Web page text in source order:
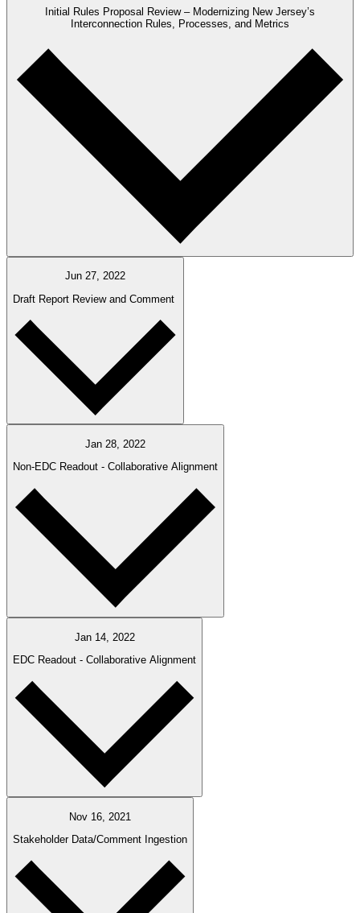
Initial Rules Proposal Review – Modernizing New Jersey’s
Interconnection Rules, Processes, and Metrics​​​​‌ ‍ ​‍​‍‌‍ ‌ ​‍‌‍‍‌‌‍‌ ‌‍‍‌‌‍ ‍​‍​‍​ ‍‍​‍​‍‌ ​ ‌‍​‌‌‍ ‍‌‍‍‌‌ ‌​‌ ‍‌​‍ ‍‌‍‍‌‌‍ ​‍​‍​‍ ​​‍​‍‌‍‍​‌ ​‍‌‍‌‌‌‍‌‍​‍​‍​ ‍‍​‍​‍‌‍‍​‌ ‌​‌ ‌​‌ ​​​ ‍‍​‍ ​‍ ‌‍ ​‌‍ ‌‍​ ‌‍​‌‌‍ ​‌‍‍​‌‍ ‌ ​ ‌ ‌​​ ‍‍​ ​ ​ ​ ​ ​ ​ ​ ​‍ ‌‍‍‌‌‍ ‍‌ ‌​‌‍‌‌‌‍ ‍‌ ‌​​‍ ‌‍‌‌‌‍‌​‌‍‍‌‌ ‌​​‍ ‌‍ ‌‌‍ ‌‍‌​‌‍‌‌​ ‌‌ ​​‌ ​‍‌‍‌‌‌ ​ ‌‍‌‌‌‍ ‍‌ ‌​‌‍​‌‌ ‌​‌‍‍‌‌‍ ‌‍ ‍​ ‍ ‌‍‍‌‌‍‌​​ ‌​ ‌​‌‍‌‍​ ‌‍​ ‍‌​ ‌‌​ ​‌​ ‍​‌‍‌‍​‍ ‌​ ​ ​ ‌‍​ ​​​ ​ ​‍ ‌​ ‌​​ ‍​‌‍‌​​ ‌‍​‍ ‌​ ‍​‌‍​‍‌‍‌‍​ ‍​​‍ ‌​ ‍​​ ​​​ ​ ​ ‌‌​ ‌ ‌‍‌​​ ​​‌‍​‌​ ‌​​ ‍‌‌‍‌‍​ ‌‌​ ‍ ‌ ‌​‌ ‍‌‌ ​​‌‍‌‌​ ‌‌ ​​‌ ​‍‌‍ ‌‍‌ ‌ ​‍‌‍​‌‌‍ ‌​ ‍ ‌ ​​‌‍​‌‌ ‌​‌‍‍​​ ‌‌‍​ ‌‍ ‌‍ ‍‌ ‌​‌‍‌‌‌‍ ‍‌ ‌​‌‌​ ‌‍‌‌‌‍​ ‌ ‌​‌‍‍‌‌‍ ‌‍ ‍‌ ​ ​‍‌‌​ ‌‌‌​​‍‌‌ ‌‍‍ ‌‍‌‌‌ ‍‌​‍‌‌​ ​ ‌​‌​​‍‌‌​ ​ ‌​‌​​‍‌‌​ ​‍​ ​‍​ ​ ‌‍​‍‌‍‌‌​ ‍‌​ ​‍​ ‌‌​ ‌‌​ ​ ​ ​‌​ ‌ ​ ‍​‌‍​‍​‍‌‌​ ​‍​ ​‍​‍‌‌​ ‌‌‌​‌​​‍ ‍‌‍​ ‌‍ ‌‍ ‍‌ ‌​‌‍‌‌‌‍ ‍‌ ‌​​‍‌‌​ ‌‌‌​​‍‌‌ ‌‍‍ ‌‍‌‌‌ ‍‌​‍‌‌​ ​ ‌​‌​​‍‌‌​ ​ ‌​‌​​‍‌‌​ ​‍​ ​‍‌‍​ ‌‍‌‍‌‍​ ‌‍‌​‌‍‌‍‌‍‌‌​ ‍‌‌‍‌‍​ ‌‍​ ‌ ‌‍‌‍​ ‍​​‍‌‌​ ​‍​ ​‍​‍‌‌​ ‌‌‌​‌​​‍ ‍‌‍‍‌‌ ‌​‌‍‌‌‌‍ ‌‌ ​ ​‍‌‌​ ‌‌‌​​‍‌‌ ‌‍‍ ‌‍‌‌‌ ‍‌​‍‌‌​ ​ ‌​‌​​‍‌‌​ ​ ‌​‌​​‍‌‌​ ​‍​ ​‍​ ‍‌‌‍​ ​ ‍​​ ‍‌​ ​ ​ ‍​​ ​​​ ​ ​ ‌ ‌‍‌​​ ‌​‌‍‌‍​‍‌‌​ ​‍​ ​‍​‍‌‌​ ‌‌‌​‌​​‍ ‍‌‍‍​‌‍‌‌‌‍​‌‌‍‌​‌‍‍‌‌‍ ‍‌‍‌ ​ ‌‍​‍‌‍​‌‌ ​ ‌‍‌‌‌‌‌‌‌ ​‍‌‍ ​​ ‌‌‍‍​‌ ‌​‌ ‌​‌ ​​​‍‌‌​ ​ ‌​​‌​‍‌‌​ ​‍‌​‌‍​‍‌‌​ ​‍‌​‌‍‌‍ ​‌‍ ‌‍​ ‌‍​‌‌‍ ​‌‍‍​‌‍ ‌ ​ ‌ ‌​​‍‌‌​ ​ ‌​​‌​ ​ ​ ​ ​ ​ ​ ​ ​‍‌‍‌‍‍‌‌‍‌​​ ‌​ ‌​‌‍‌‍​ ‌‍​ ‍‌​ ‌‌​ ​‌​ ‍​‌‍‌‍​‍ ‌​ ​ ​ ‌‍​ ​​​ ​ ​‍ ‌​ ‌​​ ‍​‌‍‌​​ ‌‍​‍ ‌​ ‍​‌‍​‍‌‍‌‍​ ‍​​‍ ‌​ ‍​​ ​​​ ​ ​ ‌‌​ ‌ ‌‍‌​​ ​​‌‍​‌​ ‌​​ ‍‌‌‍‌‍​ ‌‌​‍‌‍‌ ‌​‌ ‍‌‌ ​​‌‍‌‌​ ‌‌ ​​‌ ​‍‌‍ ‌‍‌ ‌ ​‍‌‍​‌‌‍ ‌​‍‌‍‌ ​​‌‍​‌‌ ‌​‌‍‍​​ ‌‌‍​ ‌‍ ‌‍ ‍‌ ‌​‌‍‌‌‌‍ ‍‌ ‌​‌‌​ ‌‍‌‌‌‍​ ‌ ‌​‌‍‍‌‌‍ ‌‍ ‍‌ ​ ​‍‌‌​ ‌‌‌​​‍‌‌ ‌‍‍ ‌‍‌‌‌ ‍‌​‍‌‌​ ​ ‌​‌​​‍‌‌​ ​ ‌​‌​​‍‌‌​ ​‍​ ​‍​ ​ ‌‍​‍‌‍‌‌​ ‍‌​ ​‍​ ‌‌​ ‌‌​ ​ ​ ​‌​ ‌ ​ ‍​‌‍​‍​‍‌‌​ ​‍​ ​‍​‍‌‌​ ‌‌‌​‌​​‍ ‍‌‍​ ‌‍ ‌‍ ‍‌ ‌​‌‍‌‌‌‍ ‍‌ ‌​​‍‌‌​ ‌‌‌​​‍‌‌ ‌‍‍ ‌‍‌‌‌ ‍‌​‍‌‌​ ​ ‌​‌​​‍‌‌​ ​ ‌​‌​​‍‌‌​ ​‍​ ​‍‌‍​ ‌‍‌‍‌‍​ ‌‍‌​‌‍‌‍‌‍‌‌​ ‍‌‌‍‌‍​ ‌‍​ ‌ ‌‍‌‍​ ‍​​‍‌‌​ ​‍​ ​‍​‍‌‌​ ‌‌‌​‌​​‍ ‍‌‍‍‌‌ ‌​‌‍‌‌‌‍ ‌‌ ​ ​‍‌‌​ ‌‌‌​​‍‌‌ ‌‍‍ ‌‍‌‌‌ ‍‌​‍‌‌​ ​ ‌​‌​​‍‌‌​ ​ ‌​‌​​‍‌‌​ ​‍​ ​‍​ ‍‌‌‍​ ​ ‍​​ ‍‌​ ​ ​ ‍​​ ​​​ ​ ​ ‌ ‌‍‌​​ ‌​‌‍‌‍​‍‌‌​ ​‍​ ​‍​‍‌‌​ ‌‌‌​‌​​‍ ‍‌‍‍​‌‍‌‌‌‍​‌‌‍‌​‌‍‍‌‌‍ ‍‌‍‌ ​‍‌‍‌ ​​‌‍‌‌‌ ​‍‌ ​ ‌ ​​‌‍‌‌‌‍​ ‌ ‌​‌‍‍‌‌ ‌‍‌‍‌‌​ ‌‌ ​​‌ ‌‌‌‍​‍‌‍ ​‌‍‍‌‌ ​ ‌‍‍​‌‍‌‌‌‍‌​​‍​‍‌ ‌
Jun 27, 2022
Draft Report Review and Comment ​​​​‌ ‍ ​‍​‍‌‍ ‌ ​‍‌‍‍‌‌‍‌ ‌‍‍‌‌‍ ‍​‍​‍​ ‍‍​‍​‍‌ ​ ‌‍​‌‌‍ ‍‌‍‍‌‌ ‌​‌ ‍‌​‍ ‍‌‍‍‌‌‍ ​‍​‍​‍ ​​‍​‍‌‍‍​‌ ​‍‌‍‌‌‌‍‌‍​‍​‍​ ‍‍​‍​‍‌‍‍​‌ ‌​‌ ‌​‌ ​​​ ‍‍​‍ ​‍ ‌‍ ​‌‍ ‌‍​ ‌‍​‌‌‍ ​‌‍‍​‌‍ ‌ ​ ‌ ‌​​ ‍‍​ ​ ​ ​ ​ ​ ​ ​ ​‍ ‌‍‍‌‌‍ ‍‌ ‌​‌‍‌‌‌‍ ‍‌ ‌​​‍ ‌‍‌‌‌‍‌​‌‍‍‌‌ ‌​​‍ ‌‍ ‌‌‍ ‌‍‌​‌‍‌‌​ ‌‌ ​​‌ ​‍‌‍‌‌‌ ​ ‌‍‌‌‌‍ ‍‌ ‌​‌‍​‌‌ ‌​‌‍‍‌‌‍ ‌‍ ‍​ ‍ ‌‍‍‌‌‍‌​​ ‌​ ‌​‌‍‌‍​ ‌‍​ ‍‌​ ‌‌​ ​‌​ ‍​‌‍‌‍​‍ ‌​ ​ ​ ‌‍​ ​​​ ​ ​‍ ‌​ ‌​​ ‍​‌‍‌​​ ‌‍​‍ ‌​ ‍​‌‍​‍‌‍‌‍​ ‍​​‍ ‌​ ‍​​ ​​​ ​ ​ ‌‌​ ‌ ‌‍‌​​ ​​‌‍​‌​ ‌​​ ‍‌‌‍‌‍​ ‌‌​ ‍ ‌ ‌​‌ ‍‌‌ ​​‌‍‌‌​ ‌‌ ​​‌ ​‍‌‍ ‌‍‌ ‌ ​‍‌‍​‌‌‍ ‌​ ‍ ‌ ​​‌‍​‌‌ ‌​‌‍‍​​ ‌‌‍​ ‌‍ ‌‍ ‍‌ ‌​‌‍‌‌‌‍ ‍‌ ‌​‌‌​ ‌‍‌‌‌‍​ ‌ ‌​‌‍‍‌‌‍ ‌‍ ‍‌ ​ ​‍‌‌​ ‌‌‌​​‍‌‌ ‌‍‍ ‌‍‌‌‌ ‍‌​‍‌‌​ ​ ‌​‌​​‍‌‌​ ​ ‌​‌​​‍‌‌​ ​‍​ ​‍​ ​ ‌‍​‍‌‍‌‌​ ‍‌​ ​‍​ ‌‌​ ‌‌​ ​ ​ ​‌​ ‌ ​ ‍​‌‍​‍​‍‌‌​ ​‍​ ​‍​‍‌‌​ ‌‌‌​‌​​‍ ‍‌‍​ ‌‍ ‌‍ ‍‌ ‌​‌‍‌‌‌‍ ‍‌ ‌​​‍‌‌​ ‌‌‌​​‍‌‌ ‌‍‍ ‌‍‌‌‌ ‍‌​‍‌‌​ ​ ‌​‌​​‍‌‌​ ​ ‌​‌​​‍‌‌​ ​‍​ ​‍‌‍​ ‌‍‌‍‌‍​ ‌‍‌​‌‍‌‍‌‍‌‌​ ‍‌‌‍‌‍​ ‌‍​ ‌ ‌‍‌‍​ ‍​​‍‌‌​ ​‍​ ​‍​‍‌‌​ ‌‌‌​‌​​‍ ‍‌‍‍‌‌ ‌​‌‍‌‌‌‍ ‌‌ ​ ​‍‌‌​ ‌‌‌​​‍‌‌ ‌‍‍ ‌‍‌‌‌ ‍‌​‍‌‌​ ​ ‌​‌​​‍‌‌​ ​ ‌​‌​​‍‌‌​ ​‍​ ​‍​ ‌ ‌‍‌​‌‍​‌‌‍​‌​ ‌​​ ‌‌​ ‍‌​ ‌ ​ ‌‍​ ​​‌‍​‌‌‍‌‍​‍‌‌​ ​‍​ ​‍​‍‌‌​ ‌‌‌​‌​​‍ ‍‌‍‍​‌‍‌‌‌‍​‌‌‍‌​‌‍‍‌‌‍ ‍‌‍‌ ​ ‌‍​‍‌‍​‌‌ ​ ‌‍‌‌‌‌‌‌‌ ​‍‌‍ ​​ ‌‌‍‍​‌ ‌​‌ ‌​‌ ​​​‍‌‌​ ​ ‌​​‌​‍‌‌​ ​‍‌​‌‍​‍‌‌​ ​‍‌​‌‍‌‍ ​‌‍ ‌‍​ ‌‍​‌‌‍ ​‌‍‍​‌‍ ‌ ​ ‌ ‌​​‍‌‌​ ​ ‌​​‌​ ​ ​ ​ ​ ​ ​ ​ ​‍‌‍‌‍‍‌‌‍‌​​ ‌​ ‌​‌‍‌‍​ ‌‍​ ‍‌​ ‌‌​ ​‌​ ‍​‌‍‌‍​‍ ‌​ ​ ​ ‌‍​ ​​​ ​ ​‍ ‌​ ‌​​ ‍​‌‍‌​​ ‌‍​‍ ‌​ ‍​‌‍​‍‌‍‌‍​ ‍​​‍ ‌​ ‍​​ ​​​ ​ ​ ‌‌​ ‌ ‌‍‌​​ ​​‌‍​‌​ ‌​​ ‍‌‌‍‌‍​ ‌‌​‍‌‍‌ ‌​‌ ‍‌‌ ​​‌‍‌‌​ ‌‌ ​​‌ ​‍‌‍ ‌‍‌ ‌ ​‍‌‍​‌‌‍ ‌​‍‌‍‌ ​​‌‍​‌‌ ‌​‌‍‍​​ ‌‌‍​ ‌‍ ‌‍ ‍‌ ‌​‌‍‌‌‌‍ ‍‌ ‌​‌‌​ ‌‍‌‌‌‍​ ‌ ‌​‌‍‍‌‌‍ ‌‍ ‍‌ ​ ​‍‌‌​ ‌‌‌​​‍‌‌ ‌‍‍ ‌‍‌‌‌ ‍‌​‍‌‌​ ​ ‌​‌​​‍‌‌​ ​ ‌​‌​​‍‌‌​ ​‍​ ​‍​ ​ ‌‍​‍‌‍‌‌​ ‍‌​ ​‍​ ‌‌​ ‌‌​ ​ ​ ​‌​ ‌ ​ ‍​‌‍​‍​‍‌‌​ ​‍​ ​‍​‍‌‌​ ‌‌‌​‌​​‍ ‍‌‍​ ‌‍ ‌‍ ‍‌ ‌​‌‍‌‌‌‍ ‍‌ ‌​​‍‌‌​ ‌‌‌​​‍‌‌ ‌‍‍ ‌‍‌‌‌ ‍‌​‍‌‌​ ​ ‌​‌​​‍‌‌​ ​ ‌​‌​​‍‌‌​ ​‍​ ​‍‌‍​ ‌‍‌‍‌‍​ ‌‍‌​‌‍‌‍‌‍‌‌​ ‍‌‌‍‌‍​ ‌‍​ ‌ ‌‍‌‍​ ‍​​‍‌‌​ ​‍​ ​‍​‍‌‌​ ‌‌‌​‌​​‍ ‍‌‍‍‌‌ ‌​‌‍‌‌‌‍ ‌‌ ​ ​‍‌‌​ ‌‌‌​​‍‌‌ ‌‍‍ ‌‍‌‌‌ ‍‌​‍‌‌​ ​ ‌​‌​​‍‌‌​ ​ ‌​‌​​‍‌‌​ ​‍​ ​‍​ ‌ ‌‍‌​‌‍​‌‌‍​‌​ ‌​​ ‌‌​ ‍‌​ ‌ ​ ‌‍​ ​​‌‍​‌‌‍‌‍​‍‌‌​ ​‍​ ​‍​‍‌‌​ ‌‌‌​‌​​‍ ‍‌‍‍​‌‍‌‌‌‍​‌‌‍‌​‌‍‍‌‌‍ ‍‌‍‌ ​‍‌‍‌ ​​‌‍‌‌‌ ​‍‌ ​ ‌ ​​‌‍‌‌‌‍​ ‌ ‌​‌‍‍‌‌ ‌‍‌‍‌‌​ ‌‌ ​​‌ ‌‌‌‍​‍‌‍ ​‌‍‍‌‌ ​ ‌‍‍​‌‍‌‌‌‍‌​​‍​‍‌ ‌
Jan 28, 2022
Non-EDC Readout - Collaborative Alignment​​​​‌ ‍ ​‍​‍‌‍ ‌ ​‍‌‍‍‌‌‍‌ ‌‍‍‌‌‍ ‍​‍​‍​ ‍‍​‍​‍‌ ​ ‌‍​‌‌‍ ‍‌‍‍‌‌ ‌​‌ ‍‌​‍ ‍‌‍‍‌‌‍ ​‍​‍​‍ ​​‍​‍‌‍‍​‌ ​‍‌‍‌‌‌‍‌‍​‍​‍​ ‍‍​‍​‍‌‍‍​‌ ‌​‌ ‌​‌ ​​​ ‍‍​‍ ​‍ ‌‍ ​‌‍ ‌‍​ ‌‍​‌‌‍ ​‌‍‍​‌‍ ‌ ​ ‌ ‌​​ ‍‍​ ​ ​ ​ ​ ​ ​ ​ ​‍ ‌‍‍‌‌‍ ‍‌ ‌​‌‍‌‌‌‍ ‍‌ ‌​​‍ ‌‍‌‌‌‍‌​‌‍‍‌‌ ‌​​‍ ‌‍ ‌‌‍ ‌‍‌​‌‍‌‌​ ‌‌ ​​‌ ​‍‌‍‌‌‌ ​ ‌‍‌‌‌‍ ‍‌ ‌​‌‍​‌‌ ‌​‌‍‍‌‌‍ ‌‍ ‍​ ‍ ‌‍‍‌‌‍‌​​ ‌​ ‌​‌‍‌‍​ ‌‍​ ‍‌​ ‌‌​ ​‌​ ‍​‌‍‌‍​‍ ‌​ ​ ​ ‌‍​ ​​​ ​ ​‍ ‌​ ‌​​ ‍​‌‍‌​​ ‌‍​‍ ‌​ ‍​‌‍​‍‌‍‌‍​ ‍​​‍ ‌​ ‍​​ ​​​ ​ ​ ‌‌​ ‌ ‌‍‌​​ ​​‌‍​‌​ ‌​​ ‍‌‌‍‌‍​ ‌‌​ ‍ ‌ ‌​‌ ‍‌‌ ​​‌‍‌‌​ ‌‌ ​​‌ ​‍‌‍ ‌‍‌ ‌ ​‍‌‍​‌‌‍ ‌​ ‍ ‌ ​​‌‍​‌‌ ‌​‌‍‍​​ ‌‌‍​ ‌‍ ‌‍ ‍‌ ‌​‌‍‌‌‌‍ ‍‌ ‌​‌‌​ ‌‍‌‌‌‍​ ‌ ‌​‌‍‍‌‌‍ ‌‍ ‍‌ ​ ​‍‌‌​ ‌‌‌​​‍‌‌ ‌‍‍ ‌‍‌‌‌ ‍‌​‍‌‌​ ​ ‌​‌​​‍‌‌​ ​ ‌​‌​​‍‌‌​ ​‍​ ​‍​ ​ ‌‍​‍‌‍‌‌​ ‍‌​ ​‍​ ‌‌​ ‌‌​ ​ ​ ​‌​ ‌ ​ ‍​‌‍​‍​‍‌‌​ ​‍​ ​‍​‍‌‌​ ‌‌‌​‌​​‍ ‍‌‍​ ‌‍ ‌‍ ‍‌ ‌​‌‍‌‌‌‍ ‍‌ ‌​​‍‌‌​ ‌‌‌​​‍‌‌ ‌‍‍ ‌‍‌‌‌ ‍‌​‍‌‌​ ​ ‌​‌​​‍‌‌​ ​ ‌​‌​​‍‌‌​ ​‍​ ​‍‌‍​ ‌‍‌‍‌‍​ ‌‍‌​‌‍‌‍‌‍‌‌​ ‍‌‌‍‌‍​ ‌‍​ ‌ ‌‍‌‍​ ‍​​‍‌‌​ ​‍​ ​‍​‍‌‌​ ‌‌‌​‌​​‍ ‍‌‍‍‌‌ ‌​‌‍‌‌‌‍ ‌‌ ​ ​‍‌‌​ ‌‌‌​​‍‌‌ ‌‍‍ ‌‍‌‌‌ ‍‌​‍‌‌​ ​ ‌​‌​​‍‌‌​ ​ ‌​‌​​‍‌‌​ ​‍​ ​‍​ ​‌​ ​‍​ ​ ‌‍​‍​ ‌‌​ ‌​​ ‌‍‌‍​‌‌‍‌‍​ ‍‌‌‍‌​​ ‌‌​‍‌‌​ ​‍​ ​‍​‍‌‌​ ‌‌‌​‌​​‍ ‍‌‍‍​‌‍‌‌‌‍​‌‌‍‌​‌‍‍‌‌‍ ‍‌‍‌ ​ ‌‍​‍‌‍​‌‌ ​ ‌‍‌‌‌‌‌‌‌ ​‍‌‍ ​​ ‌‌‍‍​‌ ‌​‌ ‌​‌ ​​​‍‌‌​ ​ ‌​​‌​‍‌‌​ ​‍‌​‌‍​‍‌‌​ ​‍‌​‌‍‌‍ ​‌‍ ‌‍​ ‌‍​‌‌‍ ​‌‍‍​‌‍ ‌ ​ ‌ ‌​​‍‌‌​ ​ ‌​​‌​ ​ ​ ​ ​ ​ ​ ​ ​‍‌‍‌‍‍‌‌‍‌​​ ‌​ ‌​‌‍‌‍​ ‌‍​ ‍‌​ ‌‌​ ​‌​ ‍​‌‍‌‍​‍ ‌​ ​ ​ ‌‍​ ​​​ ​ ​‍ ‌​ ‌​​ ‍​‌‍‌​​ ‌‍​‍ ‌​ ‍​‌‍​‍‌‍‌‍​ ‍​​‍ ‌​ ‍​​ ​​​ ​ ​ ‌‌​ ‌ ‌‍‌​​ ​​‌‍​‌​ ‌​​ ‍‌‌‍‌‍​ ‌‌​‍‌‍‌ ‌​‌ ‍‌‌ ​​‌‍‌‌​ ‌‌ ​​‌ ​‍‌‍ ‌‍‌ ‌ ​‍‌‍​‌‌‍ ‌​‍‌‍‌ ​​‌‍​‌‌ ‌​‌‍‍​​ ‌‌‍​ ‌‍ ‌‍ ‍‌ ‌​‌‍‌‌‌‍ ‍‌ ‌​‌‌​ ‌‍‌‌‌‍​ ‌ ‌​‌‍‍‌‌‍ ‌‍ ‍‌ ​ ​‍‌‌​ ‌‌‌​​‍‌‌ ‌‍‍ ‌‍‌‌‌ ‍‌​‍‌‌​ ​ ‌​‌​​‍‌‌​ ​ ‌​‌​​‍‌‌​ ​‍​ ​‍​ ​ ‌‍​‍‌‍‌‌​ ‍‌​ ​‍​ ‌‌​ ‌‌​ ​ ​ ​‌​ ‌ ​ ‍​‌‍​‍​‍‌‌​ ​‍​ ​‍​‍‌‌​ ‌‌‌​‌​​‍ ‍‌‍​ ‌‍ ‌‍ ‍‌ ‌​‌‍‌‌‌‍ ‍‌ ‌​​‍‌‌​ ‌‌‌​​‍‌‌ ‌‍‍ ‌‍‌‌‌ ‍‌​‍‌‌​ ​ ‌​‌​​‍‌‌​ ​ ‌​‌​​‍‌‌​ ​‍​ ​‍‌‍​ ‌‍‌‍‌‍​ ‌‍‌​‌‍‌‍‌‍‌‌​ ‍‌‌‍‌‍​ ‌‍​ ‌ ‌‍‌‍​ ‍​​‍‌‌​ ​‍​ ​‍​‍‌‌​ ‌‌‌​‌​​‍ ‍‌‍‍‌‌ ‌​‌‍‌‌‌‍ ‌‌ ​ ​‍‌‌​ ‌‌‌​​‍‌‌ ‌‍‍ ‌‍‌‌‌ ‍‌​‍‌‌​ ​ ‌​‌​​‍‌‌​ ​ ‌​‌​​‍‌‌​ ​‍​ ​‍​ ​‌​ ​‍​ ​ ‌‍​‍​ ‌‌​ ‌​​ ‌‍‌‍​‌‌‍‌‍​ ‍‌‌‍‌​​ ‌‌​‍‌‌​ ​‍​ ​‍​‍‌‌​ ‌‌‌​‌​​‍ ‍‌‍‍​‌‍‌‌‌‍​‌‌‍‌​‌‍‍‌‌‍ ‍‌‍‌ ​‍‌‍‌ ​​‌‍‌‌‌ ​‍‌ ​ ‌ ​​‌‍‌‌‌‍​ ‌ ‌​‌‍‍‌‌ ‌‍‌‍‌‌​ ‌‌ ​​‌ ‌‌‌‍​‍‌‍ ​‌‍‍‌‌ ​ ‌‍‍​‌‍‌‌‌‍‌​​‍​‍‌ ‌
Jan 14, 2022
EDC Readout - Collaborative Alignment​​​​‌ ‍ ​‍​‍‌‍ ‌ ​‍‌‍‍‌‌‍‌ ‌‍‍‌‌‍ ‍​‍​‍​ ‍‍​‍​‍‌ ​ ‌‍​‌‌‍ ‍‌‍‍‌‌ ‌​‌ ‍‌​‍ ‍‌‍‍‌‌‍ ​‍​‍​‍ ​​‍​‍‌‍‍​‌ ​‍‌‍‌‌‌‍‌‍​‍​‍​ ‍‍​‍​‍‌‍‍​‌ ‌​‌ ‌​‌ ​​​ ‍‍​‍ ​‍ ‌‍ ​‌‍ ‌‍​ ‌‍​‌‌‍ ​‌‍‍​‌‍ ‌ ​ ‌ ‌​​ ‍‍​ ​ ​ ​ ​ ​ ​ ​ ​‍ ‌‍‍‌‌‍ ‍‌ ‌​‌‍‌‌‌‍ ‍‌ ‌​​‍ ‌‍‌‌‌‍‌​‌‍‍‌‌ ‌​​‍ ‌‍ ‌‌‍ ‌‍‌​‌‍‌‌​ ‌‌ ​​‌ ​‍‌‍‌‌‌ ​ ‌‍‌‌‌‍ ‍‌ ‌​‌‍​‌‌ ‌​‌‍‍‌‌‍ ‌‍ ‍​ ‍ ‌‍‍‌‌‍‌​​ ‌​ ‌​‌‍‌‍​ ‌‍​ ‍‌​ ‌‌​ ​‌​ ‍​‌‍‌‍​‍ ‌​ ​ ​ ‌‍​ ​​​ ​ ​‍ ‌​ ‌​​ ‍​‌‍‌​​ ‌‍​‍ ‌​ ‍​‌‍​‍‌‍‌‍​ ‍​​‍ ‌​ ‍​​ ​​​ ​ ​ ‌‌​ ‌ ‌‍‌​​ ​​‌‍​‌​ ‌​​ ‍‌‌‍‌‍​ ‌‌​ ‍ ‌ ‌​‌ ‍‌‌ ​​‌‍‌‌​ ‌‌ ​​‌ ​‍‌‍ ‌‍‌ ‌ ​‍‌‍​‌‌‍ ‌​ ‍ ‌ ​​‌‍​‌‌ ‌​‌‍‍​​ ‌‌‍​ ‌‍ ‌‍ ‍‌ ‌​‌‍‌‌‌‍ ‍‌ ‌​‌‌​ ‌‍‌‌‌‍​ ‌ ‌​‌‍‍‌‌‍ ‌‍ ‍‌ ​ ​‍‌‌​ ‌‌‌​​‍‌‌ ‌‍‍ ‌‍‌‌‌ ‍‌​‍‌‌​ ​ ‌​‌​​‍‌‌​ ​ ‌​‌​​‍‌‌​ ​‍​ ​‍​ ​ ‌‍​‍‌‍‌‌​ ‍‌​ ​‍​ ‌‌​ ‌‌​ ​ ​ ​‌​ ‌ ​ ‍​‌‍​‍​‍‌‌​ ​‍​ ​‍​‍‌‌​ ‌‌‌​‌​​‍ ‍‌‍​ ‌‍ ‌‍ ‍‌ ‌​‌‍‌‌‌‍ ‍‌ ‌​​‍‌‌​ ‌‌‌​​‍‌‌ ‌‍‍ ‌‍‌‌‌ ‍‌​‍‌‌​ ​ ‌​‌​​‍‌‌​ ​ ‌​‌​​‍‌‌​ ​‍​ ​‍‌‍​ ‌‍‌‍‌‍​ ‌‍‌​‌‍‌‍‌‍‌‌​ ‍‌‌‍‌‍​ ‌‍​ ‌ ‌‍‌‍​ ‍​​‍‌‌​ ​‍​ ​‍​‍‌‌​ ‌‌‌​‌​​‍ ‍‌‍‍‌‌ ‌​‌‍‌‌‌‍ ‌‌ ​ ​‍‌‌​ ‌‌‌​​‍‌‌ ‌‍‍ ‌‍‌‌‌ ‍‌​‍‌‌​ ​ ‌​‌​​‍‌‌​ ​ ‌​‌​​‍‌‌​ ​‍​ ​‍​ ‌‌​ ‍‌​ ‍‌‌‍​‌‌‍‌​​ ​ ​ ‌‌‌‍‌‍​ ‌‍​ ‍​‌‍​‌‌‍​ ​‍‌‌​ ​‍​ ​‍​‍‌‌​ ‌‌‌​‌​​‍ ‍‌‍‍​‌‍‌‌‌‍​‌‌‍‌​‌‍‍‌‌‍ ‍‌‍‌ ​ ‌‍​‍‌‍​‌‌ ​ ‌‍‌‌‌‌‌‌‌ ​‍‌‍ ​​ ‌‌‍‍​‌ ‌​‌ ‌​‌ ​​​‍‌‌​ ​ ‌​​‌​‍‌‌​ ​‍‌​‌‍​‍‌‌​ ​‍‌​‌‍‌‍ ​‌‍ ‌‍​ ‌‍​‌‌‍ ​‌‍‍​‌‍ ‌ ​ ‌ ‌​​‍‌‌​ ​ ‌​​‌​ ​ ​ ​ ​ ​ ​ ​ ​‍‌‍‌‍‍‌‌‍‌​​ ‌​ ‌​‌‍‌‍​ ‌‍​ ‍‌​ ‌‌​ ​‌​ ‍​‌‍‌‍​‍ ‌​ ​ ​ ‌‍​ ​​​ ​ ​‍ ‌​ ‌​​ ‍​‌‍‌​​ ‌‍​‍ ‌​ ‍​‌‍​‍‌‍‌‍​ ‍​​‍ ‌​ ‍​​ ​​​ ​ ​ ‌‌​ ‌ ‌‍‌​​ ​​‌‍​‌​ ‌​​ ‍‌‌‍‌‍​ ‌‌​‍‌‍‌ ‌​‌ ‍‌‌ ​​‌‍‌‌​ ‌‌ ​​‌ ​‍‌‍ ‌‍‌ ‌ ​‍‌‍​‌‌‍ ‌​‍‌‍‌ ​​‌‍​‌‌ ‌​‌‍‍​​ ‌‌‍​ ‌‍ ‌‍ ‍‌ ‌​‌‍‌‌‌‍ ‍‌ ‌​‌‌​ ‌‍‌‌‌‍​ ‌ ‌​‌‍‍‌‌‍ ‌‍ ‍‌ ​ ​‍‌‌​ ‌‌‌​​‍‌‌ ‌‍‍ ‌‍‌‌‌ ‍‌​‍‌‌​ ​ ‌​‌​​‍‌‌​ ​ ‌​‌​​‍‌‌​ ​‍​ ​‍​ ​ ‌‍​‍‌‍‌‌​ ‍‌​ ​‍​ ‌‌​ ‌‌​ ​ ​ ​‌​ ‌ ​ ‍​‌‍​‍​‍‌‌​ ​‍​ ​‍​‍‌‌​ ‌‌‌​‌​​‍ ‍‌‍​ ‌‍ ‌‍ ‍‌ ‌​‌‍‌‌‌‍ ‍‌ ‌​​‍‌‌​ ‌‌‌​​‍‌‌ ‌‍‍ ‌‍‌‌‌ ‍‌​‍‌‌​ ​ ‌​‌​​‍‌‌​ ​ ‌​‌​​‍‌‌​ ​‍​ ​‍‌‍​ ‌‍‌‍‌‍​ ‌‍‌​‌‍‌‍‌‍‌‌​ ‍‌‌‍‌‍​ ‌‍​ ‌ ‌‍‌‍​ ‍​​‍‌‌​ ​‍​ ​‍​‍‌‌​ ‌‌‌​‌​​‍ ‍‌‍‍‌‌ ‌​‌‍‌‌‌‍ ‌‌ ​ ​‍‌‌​ ‌‌‌​​‍‌‌ ‌‍‍ ‌‍‌‌‌ ‍‌​‍‌‌​ ​ ‌​‌​​‍‌‌​ ​ ‌​‌​​‍‌‌​ ​‍​ ​‍​ ‌‌​ ‍‌​ ‍‌‌‍​‌‌‍‌​​ ​ ​ ‌‌‌‍‌‍​ ‌‍​ ‍​‌‍​‌‌‍​ ​‍‌‌​ ​‍​ ​‍​‍‌‌​ ‌‌‌​‌​​‍ ‍‌‍‍​‌‍‌‌‌‍​‌‌‍‌​‌‍‍‌‌‍ ‍‌‍‌ ​‍‌‍‌ ​​‌‍‌‌‌ ​‍‌ ​ ‌ ​​‌‍‌‌‌‍​ ‌ ‌​‌‍‍‌‌ ‌‍‌‍‌‌​ ‌‌ ​​‌ ‌‌‌‍​‍‌‍ ​‌‍‍‌‌ ​ ‌‍‍​‌‍‌‌‌‍‌​​‍​‍‌ ‌
Nov 16, 2021
Stakeholder Data/Comment Ingestion​​​​‌ ‍ ​‍​‍‌‍ ‌ ​‍‌‍‍‌‌‍‌ ‌‍‍‌‌‍ ‍​‍​‍​ ‍‍​‍​‍‌ ​ ‌‍​‌‌‍ ‍‌‍‍‌‌ ‌​‌ ‍‌​‍ ‍‌‍‍‌‌‍ ​‍​‍​‍ ​​‍​‍‌‍‍​‌ ​‍‌‍‌‌‌‍‌‍​‍​‍​ ‍‍​‍​‍‌‍‍​‌ ‌​‌ ‌​‌ ​​​ ‍‍​‍ ​‍ ‌‍ ​‌‍ ‌‍​ ‌‍​‌‌‍ ​‌‍‍​‌‍ ‌ ​ ‌ ‌​​ ‍‍​ ​ ​ ​ ​ ​ ​ ​ ​‍ ‌‍‍‌‌‍ ‍‌ ‌​‌‍‌‌‌‍ ‍‌ ‌​​‍ ‌‍‌‌‌‍‌​‌‍‍‌‌ ‌​​‍ ‌‍ ‌‌‍ ‌‍‌​‌‍‌‌​ ‌‌ ​​‌ ​‍‌‍‌‌‌ ​ ‌‍‌‌‌‍ ‍‌ ‌​‌‍​‌‌ ‌​‌‍‍‌‌‍ ‌‍ ‍​ ‍ ‌‍‍‌‌‍‌​​ ‌​ ‌​‌‍‌‍​ ‌‍​ ‍‌​ ‌‌​ ​‌​ ‍​‌‍‌‍​‍ ‌​ ​ ​ ‌‍​ ​​​ ​ ​‍ ‌​ ‌​​ ‍​‌‍‌​​ ‌‍​‍ ‌​ ‍​‌‍​‍‌‍‌‍​ ‍​​‍ ‌​ ‍​​ ​​​ ​ ​ ‌‌​ ‌ ‌‍‌​​ ​​‌‍​‌​ ‌​​ ‍‌‌‍‌‍​ ‌‌​ ‍ ‌ ‌​‌ ‍‌‌ ​​‌‍‌‌​ ‌‌ ​​‌ ​‍‌‍ ‌‍‌ ‌ ​‍‌‍​‌‌‍ ‌​ ‍ ‌ ​​‌‍​‌‌ ‌​‌‍‍​​ ‌‌‍​ ‌‍ ‌‍ ‍‌ ‌​‌‍‌‌‌‍ ‍‌ ‌​‌‌​ ‌‍‌‌‌‍​ ‌ ‌​‌‍‍‌‌‍ ‌‍ ‍‌ ​ ​‍‌‌​ ‌‌‌​​‍‌‌ ‌‍‍ ‌‍‌‌‌ ‍‌​‍‌‌​ ​ ‌​‌​​‍‌‌​ ​ ‌​‌​​‍‌‌​ ​‍​ ​‍​ ​ ‌‍​‍‌‍‌‌​ ‍‌​ ​‍​ ‌‌​ ‌‌​ ​ ​ ​‌​ ‌ ​ ‍​‌‍​‍​‍‌‌​ ​‍​ ​‍​‍‌‌​ ‌‌‌​‌​​‍ ‍‌‍​ ‌‍ ‌‍ ‍‌ ‌​‌‍‌‌‌‍ ‍‌ ‌​​‍‌‌​ ‌‌‌​​‍‌‌ ‌‍‍ ‌‍‌‌‌ ‍‌​‍‌‌​ ​ ‌​‌​​‍‌‌​ ​ ‌​‌​​‍‌‌​ ​‍​ ​‍‌‍​ ‌‍‌‍‌‍​ ‌‍‌​‌‍‌‍‌‍‌‌​ ‍‌‌‍‌‍​ ‌‍​ ‌ ‌‍‌‍​ ‍​​‍‌‌​ ​‍​ ​‍​‍‌‌​ ‌‌‌​‌​​‍ ‍‌‍‍‌‌ ‌​‌‍‌‌‌‍ ‌‌ ​ ​‍‌‌​ ‌‌‌​​‍‌‌ ‌‍‍ ‌‍‌‌‌ ‍‌​‍‌‌​ ​ ‌​‌​​‍‌‌​ ​ ‌​‌​​‍‌‌​ ​‍​ ​‍‌‍​‍‌‍‌​‌‍‌‌​ ‌ ​ ‍​​ ​‌​ ‌​​ ​‌‌‍‌‍‌‍​‌​ ‌​​ ​‍​‍‌‌​ ​‍​ ​‍​‍‌‌​ ‌‌‌​‌​​‍ ‍‌‍‍​‌‍‌‌‌‍​‌‌‍‌​‌‍‍‌‌‍ ‍‌‍‌ ​ ‌‍​‍‌‍​‌‌ ​ ‌‍‌‌‌‌‌‌‌ ​‍‌‍ ​​ ‌‌‍‍​‌ ‌​‌ ‌​‌ ​​​‍‌‌​ ​ ‌​​‌​‍‌‌​ ​‍‌​‌‍​‍‌‌​ ​‍‌​‌‍‌‍ ​‌‍ ‌‍​ ‌‍​‌‌‍ ​‌‍‍​‌‍ ‌ ​ ‌ ‌​​‍‌‌​ ​ ‌​​‌​ ​ ​ ​ ​ ​ ​ ​ ​‍‌‍‌‍‍‌‌‍‌​​ ‌​ ‌​‌‍‌‍​ ‌‍​ ‍‌​ ‌‌​ ​‌​ ‍​‌‍‌‍​‍ ‌​ ​ ​ ‌‍​ ​​​ ​ ​‍ ‌​ ‌​​ ‍​‌‍‌​​ ‌‍​‍ ‌​ ‍​‌‍​‍‌‍‌‍​ ‍​​‍ ‌​ ‍​​ ​​​ ​ ​ ‌‌​ ‌ ‌‍‌​​ ​​‌‍​‌​ ‌​​ ‍‌‌‍‌‍​ ‌‌​‍‌‍‌ ‌​‌ ‍‌‌ ​​‌‍‌‌​ ‌‌ ​​‌ ​‍‌‍ ‌‍‌ ‌ ​‍‌‍​‌‌‍ ‌​‍‌‍‌ ​​‌‍​‌‌ ‌​‌‍‍​​ ‌‌‍​ ‌‍ ‌‍ ‍‌ ‌​‌‍‌‌‌‍ ‍‌ ‌​‌‌​ ‌‍‌‌‌‍​ ‌ ‌​‌‍‍‌‌‍ ‌‍ ‍‌ ​ ​‍‌‌​ ‌‌‌​​‍‌‌ ‌‍‍ ‌‍‌‌‌ ‍‌​‍‌‌​ ​ ‌​‌​​‍‌‌​ ​ ‌​‌​​‍‌‌​ ​‍​ ​‍​ ​ ‌‍​‍‌‍‌‌​ ‍‌​ ​‍​ ‌‌​ ‌‌​ ​ ​ ​‌​ ‌ ​ ‍​‌‍​‍​‍‌‌​ ​‍​ ​‍​‍‌‌​ ‌‌‌​‌​​‍ ‍‌‍​ ‌‍ ‌‍ ‍‌ ‌​‌‍‌‌‌‍ ‍‌ ‌​​‍‌‌​ ‌‌‌​​‍‌‌ ‌‍‍ ‌‍‌‌‌ ‍‌​‍‌‌​ ​ ‌​‌​​‍‌‌​ ​ ‌​‌​​‍‌‌​ ​‍​ ​‍‌‍​ ‌‍‌‍‌‍​ ‌‍‌​‌‍‌‍‌‍‌‌​ ‍‌‌‍‌‍​ ‌‍​ ‌ ‌‍‌‍​ ‍​​‍‌‌​ ​‍​ ​‍​‍‌‌​ ‌‌‌​‌​​‍ ‍‌‍‍‌‌ ‌​‌‍‌‌‌‍ ‌‌ ​ ​‍‌‌​ ‌‌‌​​‍‌‌ ‌‍‍ ‌‍‌‌‌ ‍‌​‍‌‌​ ​ ‌​‌​​‍‌‌​ ​ ‌​‌​​‍‌‌​ ​‍​ ​‍‌‍​‍‌‍‌​‌‍‌‌​ ‌ ​ ‍​​ ​‌​ ‌​​ ​‌‌‍‌‍‌‍​‌​ ‌​​ ​‍​‍‌‌​ ​‍​ ​‍​‍‌‌​ ‌‌‌​‌​​‍ ‍‌‍‍​‌‍‌‌‌‍​‌‌‍‌​‌‍‍‌‌‍ ‍‌‍‌ ​‍‌‍‌ ​​‌‍‌‌‌ ​‍‌ ​ ‌ ​​‌‍‌‌‌‍​ ‌ ‌​‌‍‍‌‌ ‌‍‌‍‌‌​ ‌‌ ​​‌ ‌‌‌‍​‍‌‍ ​‌‍‍‌‌ ​ ‌‍‍​‌‍‌‌‌‍‌​​‍​‍‌ ‌